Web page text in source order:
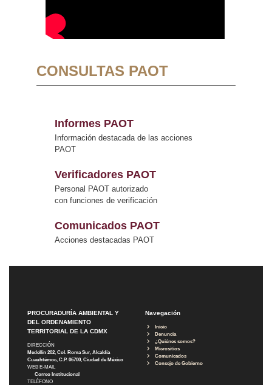
CONSULTAS PAOT
Informes PAOT
Información destacada de las acciones
PAOT
Verificadores PAOT
Personal PAOT autorizado
con funciones de verificación
Comunicados PAOT
Acciones destacadas PAOT
PROCURADURÍA AMBIENTAL Y
DEL ORDENAMIENTO
TERRITORIAL DE LA CDMX
DIRECCIÓN
Medellín 202, Col. Roma Sur, Alcaldía
Cuauhtémoc, C.P. 06700, Ciudad de México
WEB E-MAIL
Correo Institucional
TELÉFONO
Navegación
Inicio
Denuncia
¿Quiénes somos?
Micrositios
Comunicados
Consejo de Gobierno